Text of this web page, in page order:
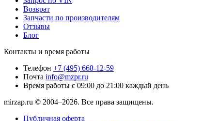
Возврат
Запчасти по производителям
Отзывы
Блог
Контакты и время работы
Телефон +7 (495) 668-12-59
Почта info@mzpr.ru
Время работы с 09:00 до 21:00 каждый день
mirzap.ru © 2004–2026. Все права защищены.
Публичная оферта